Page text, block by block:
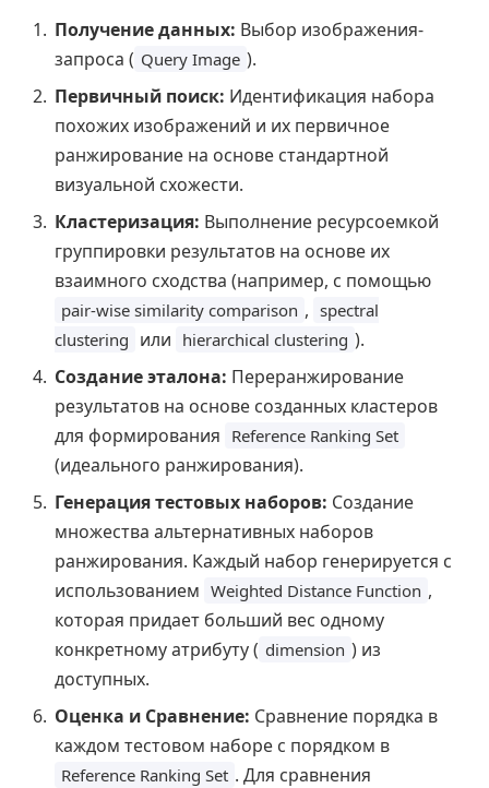
Получение данных: Выбор изображения-
запроса ( Query Image ).
Первичный поиск: Идентификация набора
похожих изображений и их первичное
ранжирование на основе стандартной
визуальной схожести.
Кластеризация: Выполнение ресурсоемкой
группировки результатов на основе их
взаимного сходства (например, с помощью
pair-wise similarity comparison , spectral
clustering или hierarchical clustering ).
Создание эталона: Переранжирование
результатов на основе созданных кластеров
для формирования Reference Ranking Set
(идеального ранжирования).
Генерация тестовых наборов: Создание
множества альтернативных наборов
ранжирования. Каждый набор генерируется с
использованием Weighted Distance Function ,
которая придает больший вес одному
конкретному атрибуту ( dimension ) из
доступных.
Оценка и Сравнение: Сравнение порядка в
каждом тестовом наборе с порядком в
Reference Ranking Set . Для сравнения